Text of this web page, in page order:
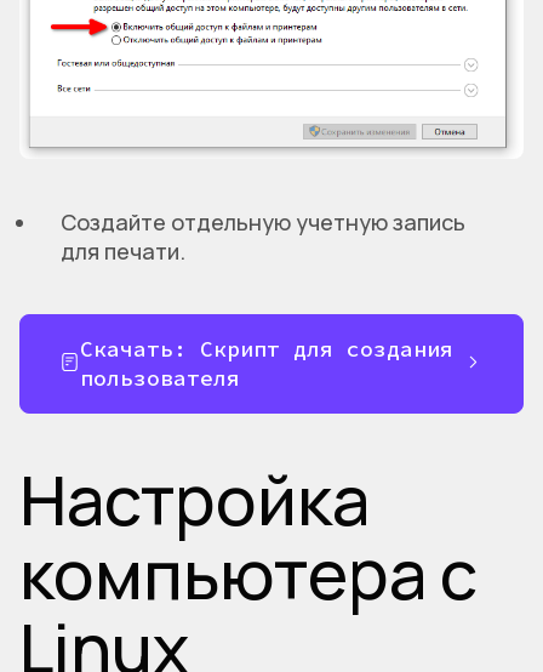
Создайте отдельную учетную запись
для печати.
Скачать: Cкрипт для создания
пользователя
Настройка
компьютера с
Linux